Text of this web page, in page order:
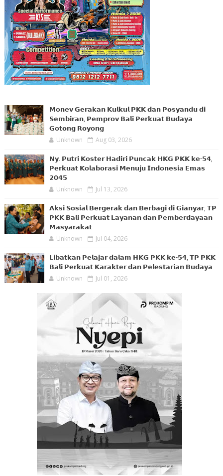
𝗠𝗼𝗻𝗲𝘃 𝗚𝗲𝗿𝗮𝗸𝗮𝗻 𝗞𝘂𝗹𝗸𝘂𝗹 𝗣𝗞𝗞 𝗱𝗮𝗻 𝗣𝗼𝘀𝘆𝗮𝗻𝗱𝘂 𝗱𝗶
𝗦𝗲𝗺𝗯𝗶𝗿𝗮𝗻, 𝗣𝗲𝗺𝗽𝗿𝗼𝘃 𝗕𝗮𝗹𝗶 𝗣𝗲𝗿𝗸𝘂𝗮𝘁 𝗕𝘂𝗱𝗮𝘆𝗮
𝗚𝗼𝘁𝗼𝗻𝗴 𝗥𝗼𝘆𝗼𝗻𝗴
Unknown Aug 03, 2026
𝗡𝘆. 𝗣𝘂𝘁𝗿𝗶 𝗞𝗼𝘀𝘁𝗲𝗿 𝗛𝗮𝗱𝗶𝗿𝗶 𝗣𝘂𝗻𝗰𝗮𝗸 𝗛𝗞𝗚 𝗣𝗞𝗞 𝗸𝗲-𝟱𝟰,
𝗣𝗲𝗿𝗸𝘂𝗮𝘁 𝗞𝗼𝗹𝗮𝗯𝗼𝗿𝗮𝘀𝗶 𝗠𝗲𝗻𝘂𝗷𝘂 𝗜𝗻𝗱𝗼𝗻𝗲𝘀𝗶𝗮 𝗘𝗺𝗮𝘀
𝟮𝟬𝟰𝟱
Unknown Jul 13, 2026
𝗔𝗸𝘀𝗶 𝗦𝗼𝘀𝗶𝗮𝗹 𝗕𝗲𝗿𝗴𝗲𝗿𝗮𝗸 𝗱𝗮𝗻 𝗕𝗲𝗿𝗯𝗮𝗴𝗶 𝗱𝗶 𝗚𝗶𝗮𝗻𝘆𝗮𝗿, 𝗧𝗣
𝗣𝗞𝗞 𝗕𝗮𝗹𝗶 𝗣𝗲𝗿𝗸𝘂𝗮𝘁 𝗟𝗮𝘆𝗮𝗻𝗮𝗻 𝗱𝗮𝗻 𝗣𝗲𝗺𝗯𝗲𝗿𝗱𝗮𝘆𝗮𝗮𝗻
𝗠𝗮𝘀𝘆𝗮𝗿𝗮𝗸𝗮𝘁
Unknown Jul 04, 2026
𝗟𝗶𝗯𝗮𝘁𝗸𝗮𝗻 𝗣𝗲𝗹𝗮𝗷𝗮𝗿 𝗱𝗮𝗹𝗮𝗺 𝗛𝗞𝗚 𝗣𝗞𝗞 𝗸𝗲-𝟱𝟰, 𝗧𝗣 𝗣𝗞𝗞
𝗕𝗮𝗹𝗶 𝗣𝗲𝗿𝗸𝘂𝗮𝘁 𝗞𝗮𝗿𝗮𝗸𝘁𝗲𝗿 𝗱𝗮𝗻 𝗣𝗲𝗹𝗲𝘀𝘁𝗮𝗿𝗶𝗮𝗻 𝗕𝘂𝗱𝗮𝘆𝗮
Unknown Jul 01, 2026